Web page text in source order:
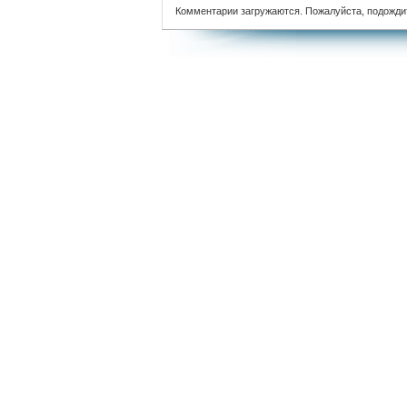
Комментарии загружаются. Пожалуйста,